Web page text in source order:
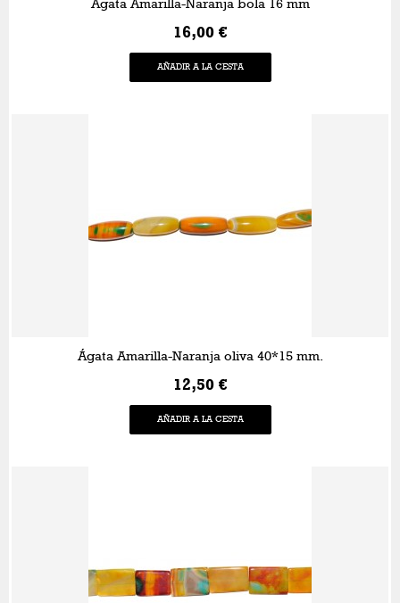
Ágata Amarilla-Naranja bola 16 mm
16,00 €
AÑADIR A LA CESTA
Ágata Amarilla-Naranja oliva 40*15 mm.
12,50 €
AÑADIR A LA CESTA